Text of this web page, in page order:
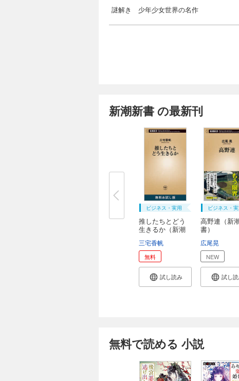
謎解き 少年少女世界の名作
新潮新書 の最新刊
ビジネス・実用
推したちとどう
生きるか（新潮
三宅香帆
無料
試し読み
ビジネス・
高野連（新
書）
広尾晃
NEW
試し
無料で読める 小説